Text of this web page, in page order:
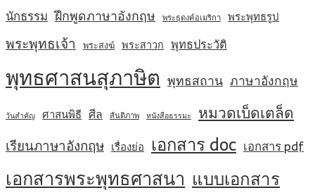
นักธรรม ฝึกพูดภาษาอังกฤษ พระธุดงค์อเมริกา พระพุทธรูป
พระพุทธเจ้า พระสงฆ์ พระสาวก พุทธประวัติ
พุทธศาสนสุภาษิต พุทธสถาน ภาษาอังกฤษ
วันสำคัญ ศาสนพิธี ศีล สันติภาพ หนังสือธรรมะ หมวดเบ็ดเตล็ด
เรียนภาษาอังกฤษ เรื่องย่อ เอกสาร doc เอกสาร pdf
เอกสารพระพุทธศาสนา แบบเอกสาร